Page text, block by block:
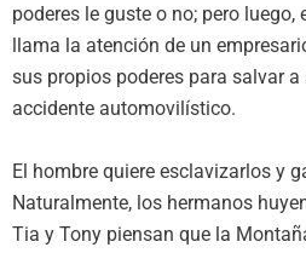
poderes le guste o no; pero
llama la atención de un
sus propios poderes para salvar
accidente automovilístico.
El hombre quiere esclavizarlos y
Naturalmente, los hermanos
Tia y Tony piensan que la